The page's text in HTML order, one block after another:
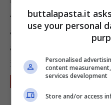
4 cucchiai di olio e fate
aglio. Quando l’aglio si
aggiungete le fave e fate
insieme
Sgusciate lefave,
mettetele a saltare
buttalapasta.it
use your personal
Personalised
content
services development
Store and/or access